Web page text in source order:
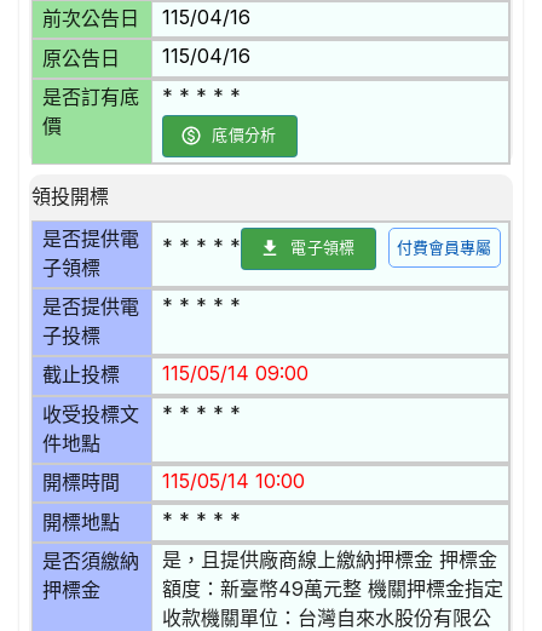
前次公告日 115/04/16
原公告日 115/04/16
是否訂有底
價
* * * * *
底價分析
領投開標
是否提供電
子領標
* * * * * 電子領標 付費會員專屬
是否提供電
子投標
* * * * *
截止投標 115/05/14 09:00
收受投標文
件地點
* * * * *
開標時間 115/05/14 10:00
開標地點 * * * * *
是否須繳納
押標金
是，且提供廠商線上繳納押標金 押標金
額度：新臺幣49萬元整 機關押標金指定
收款機關單位：台灣自來水股份有限公